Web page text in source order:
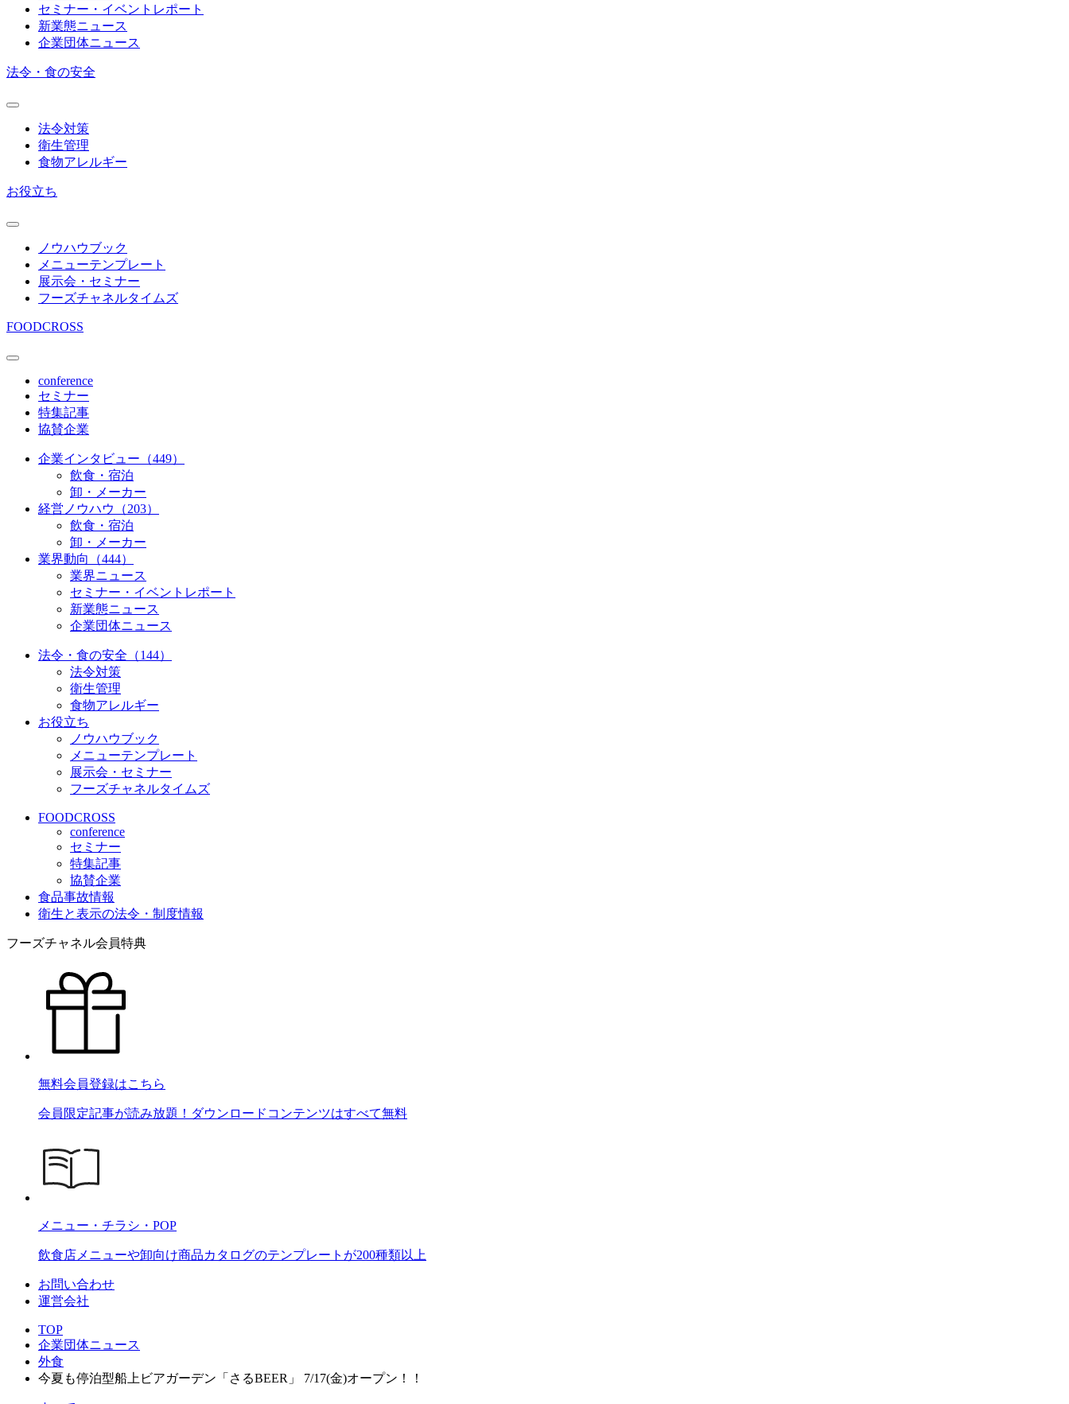
セミナー・イベントレポート
新業態ニュース
企業団体ニュース
法令・食の安全
法令対策
衛生管理
食物アレルギー
お役立ち
ノウハウブック
メニューテンプレート
展示会・セミナー
フーズチャネルタイムズ
FOODCROSS
conference
セミナー
特集記事
協賛企業
企業インタビュー（449）
飲食・宿泊
卸・メーカー
経営ノウハウ（203）
飲食・宿泊
卸・メーカー
業界動向（444）
業界ニュース
セミナー・イベントレポート
新業態ニュース
企業団体ニュース
法令・食の安全（144）
法令対策
衛生管理
食物アレルギー
お役立ち
ノウハウブック
メニューテンプレート
展示会・セミナー
フーズチャネルタイムズ
FOODCROSS
conference
セミナー
特集記事
協賛企業
食品事故情報
衛生と表示の法令・制度情報
フーズチャネル会員特典
無料会員登録はこちら
会員限定記事が読み放題！ダウンロードコンテンツはすべて無料
メニュー・チラシ・POP
飲食店メニューや卸向け商品カタログのテンプレートが200種類以上
お問い合わせ
運営会社
TOP
企業団体ニュース
外食
今夏も停泊型船上ビアガーデン「さるBEER」 7/17(金)オープン！！